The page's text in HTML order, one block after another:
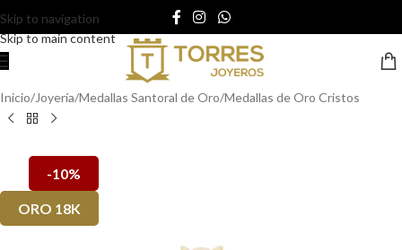
Skip to navigation
Skip to main content
Inicio/Joyería/Medallas Santoral de Oro/Medallas de Oro Cristos
-10%
ORO 18K